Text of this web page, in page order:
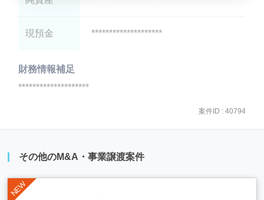
現預金 ********************
財務情報補足
********************
案件ID : 40794
その他のM&A・事業譲渡案件